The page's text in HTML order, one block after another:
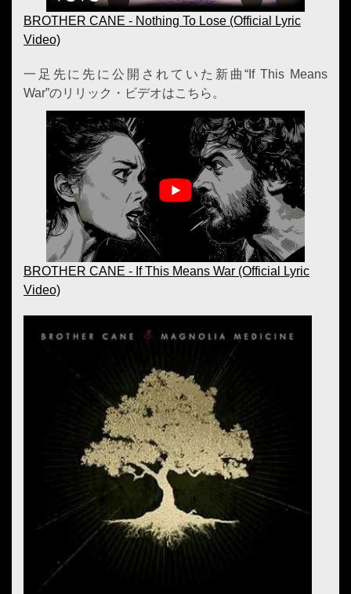
BROTHER CANE - Nothing To Lose (Official Lyric
Video)
一足先に先に公開されていた新曲“If This Means
War”のリリック・ビデオはこちら。
BROTHER CANE - If This Means War (Official Lyric
Video)